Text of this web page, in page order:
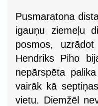
Pusmaratona
igauņu ziemeļu
posmos,
Hendriks Piho
nepārspēta
vairāk kā
vietu. Diemžēl